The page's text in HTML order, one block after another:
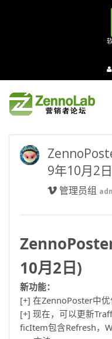
9年10月2
管理员组
10月2日)
新功能：
[+] 在ZennoPoster中优
[+] 现在，可以更新
ficItem包含Refresh，